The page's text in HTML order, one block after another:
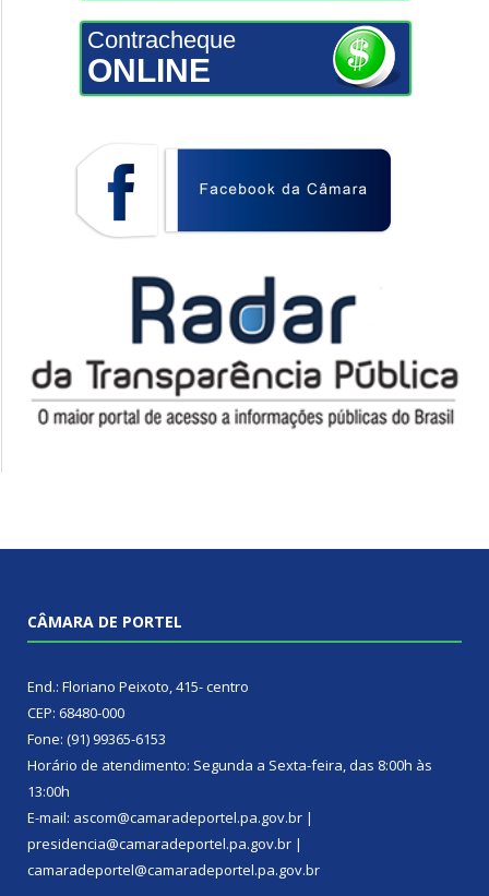
Contracheque
ONLINE
CÂMARA DE PORTEL
End.: Floriano Peixoto, 415- centro
CEP: 68480-000
Fone: (91) 99365-6153
Horário de atendimento: Segunda a Sexta-feira, das 8:00h às
13:00h
E-mail: ascom@camaradeportel.pa.gov.br |
presidencia@camaradeportel.pa.gov.br |
camaradeportel@camaradeportel.pa.gov.br